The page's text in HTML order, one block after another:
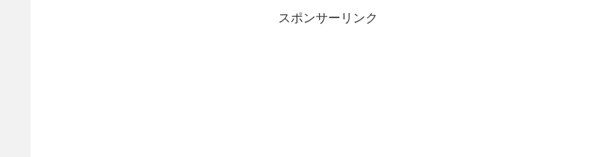
スポンサーリンク